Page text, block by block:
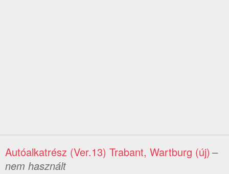
Autóalkatrész (Ver.13) Trabant, Wartburg (új) –
nem használt